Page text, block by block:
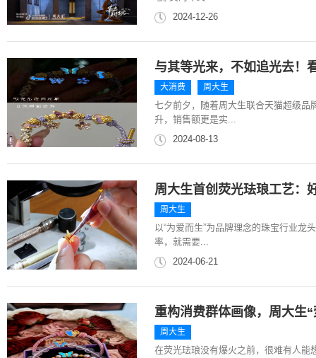
2024-12-26
与其等光来，不如追光去！
大消费 周大生
七夕前夕，随着周大生联合天猫超级品
升，销售额更是实...
2024-08-13
周大生首创荧光珐琅工艺：
周大生
以“为爱而生”为品牌理念的珠宝行业
率，就需要...
2024-06-21
重构消费群体画像，周大生
周大生
在荧光珐琅没有爆火之前，很难有人能